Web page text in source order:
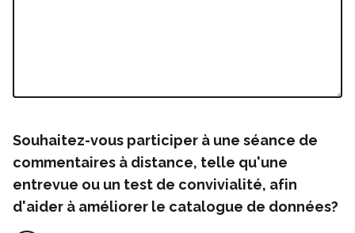
Souhaitez-vous participer à une séance de
commentaires à distance, telle qu'une
entrevue ou un test de convivialité, afin
d'aider à améliorer le catalogue de données?